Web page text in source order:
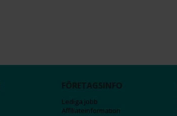
FÖRETAGSINFO
Lediga jobb
Affiliateinformation